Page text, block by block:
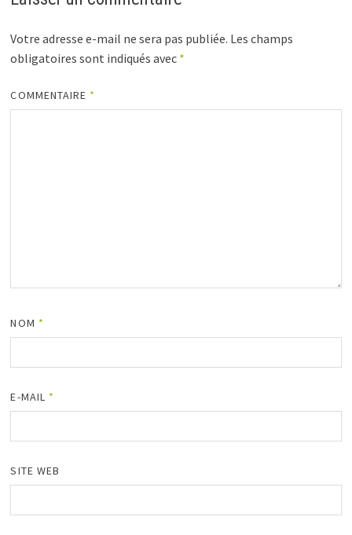
Votre adresse e-mail ne sera pas publiée. Les champs
obligatoires sont indiqués avec *
COMMENTAIRE *
NOM *
E-MAIL *
SITE WEB